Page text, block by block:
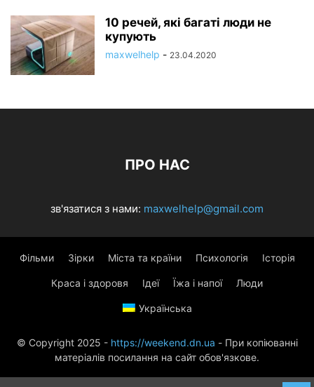
10 речей, які багаті люди не
купують
maxwelhelp - 23.04.2020
ПРО НАС
зв'язатися з нами: maxwelhelp@gmail.com
Фільми Зірки Міста та країни Психологія Історія
Краса і здоровя Ідеї Їжа і напої Люди
Українська
© Copyright 2025 - https://weekend.dn.ua - При копіюванні
матеріалів посилання на сайт обов'язкове.